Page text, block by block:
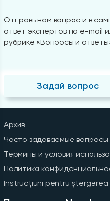
Отправь нам вопрос и в
ответ экспертов на e-mail
рубрике «Вопросы и
Задай вопрос
Архив
Часто задаваемые вопросы
Термины и условия
Политика
Instrucțiuni pentru ștergerea